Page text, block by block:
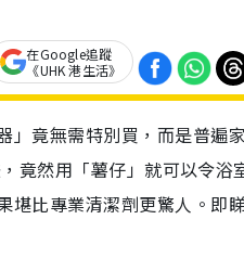
在Google追蹤
《UHK 港生活》
」竟無需特別買，而是普遍
竟然用「薯仔」就可以令浴
堪比專業清潔劑更驚人。即